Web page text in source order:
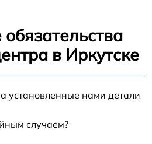
в Иркутске
установленные нами детали
случаем?